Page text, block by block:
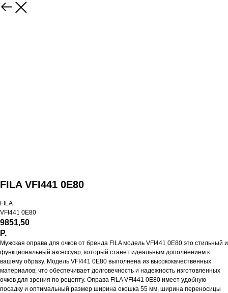
FILA VFI441 0E80
FILA
VFI441 0E80
9851,50
Р.
Мужская оправа для очков от бренда FILA модель VFI441 0E80 это стильный и
функциональный аксессуар, который станет идеальным дополнением к
вашему образу. Модель VFI441 0E80 выполнена из высококачественных
материалов, что обеспечивает долговечность и надежность изготовленных
очков для зрения по рецепту. Оправа FILA VFI441 0E80 имеет удобную
посадку и оптимальный размер ширина окошка 55 мм, ширина переносицы